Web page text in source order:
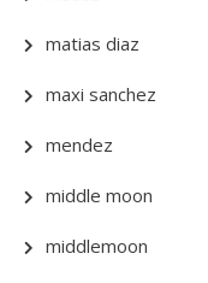
matias diaz
maxi sanchez
mendez
middle moon
middlemoon